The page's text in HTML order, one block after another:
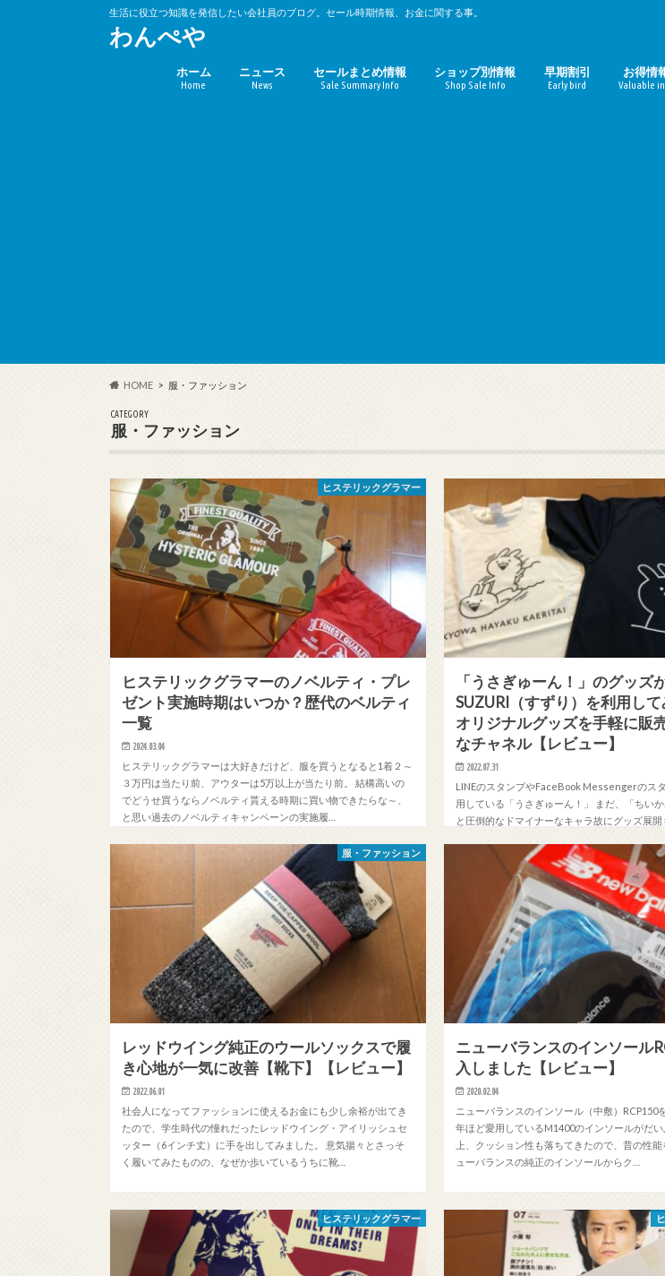
生活に役立つ知識を発信したい会社員のブログ。セール時期情報、お金に関する事。
わんぺや
ホーム
Home
ニュース
News
セールまとめ情報
Sale Summary Info
ショップ別情報
Shop Sale Info
早期割引
Early bird
お得情
Valuable
HOME 服・ファッション
CATEGORY
服・ファッション
ヒステリックグラマー
ヒステリックグラマーのノベルティ・プレ
ゼント実施時期はいつか？歴代のベルティ
一覧
2024.03.04
ヒステリックグラマーは大好きだけど、服を買うとなると1着２～
３万円は当たり前、アウターは5万以上が当たり前。 結構高いの
でどうせ買うならノベルティ貰える時期に買い物できたらな～、
と思い過去のノベルティキャンペーンの実施履…
「うさぎゅーん！」のグッズ
SUZURI（すずり）を利用して
オリジナルグッズを手軽に販
なチャネル【レビュー】
2022.07.31
LINEのスタンプやFaceBook Messengerのス
用している「うさぎゅーん！」 まだ、「ちい
と圧倒的なドマイナーなキャラ故にグッズ展開
服・ファッション
レッドウイング純正のウールソックスで履
き心地が一気に改善【靴下】【レビュー】
2022.06.01
社会人になってファッションに使えるお金にも少し余裕が出てき
たので、学生時代の憧れだったレッドウイング・アイリッシュセ
ッター（6インチ丈）に手を出してみました。 意気揚々とさっそ
く履いてみたものの、なぜか歩いているうちに靴…
ニューバランスのインソール
入しました【レビュー】
2020.02.04
ニューバランスのインソール（中敷）RCP150
年ほど愛用しているM1400のインソールがだ
上、クッション性も落ちてきたので、昔の性
ューバランスの純正のインソールからク…
ヒステリックグラマー